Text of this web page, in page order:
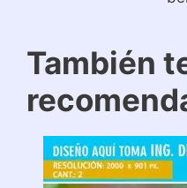
También